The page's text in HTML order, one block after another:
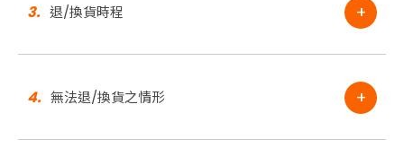
3. 退/換貨時程 +
4. 無法退/換貨之情形 +